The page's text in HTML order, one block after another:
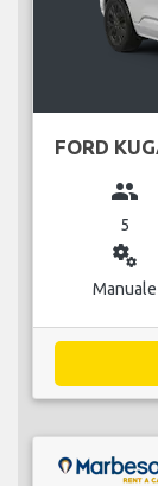
FORD
group
5
miscellaneous_services
Manuale